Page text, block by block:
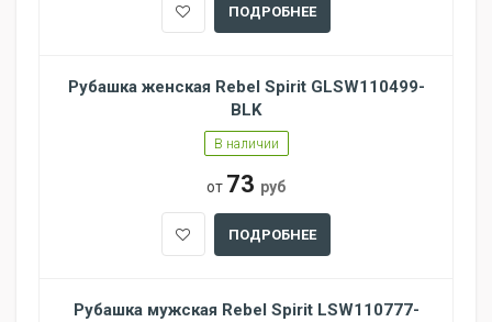
ПОДРОБНЕЕ
Рубашка женская Rebel Spirit GLSW110499-
BLK
В наличии
от 73 руб
ПОДРОБНЕЕ
Рубашка мужская Rebel Spirit LSW110777-